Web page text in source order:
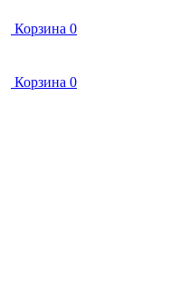
Корзина 0
Корзина 0